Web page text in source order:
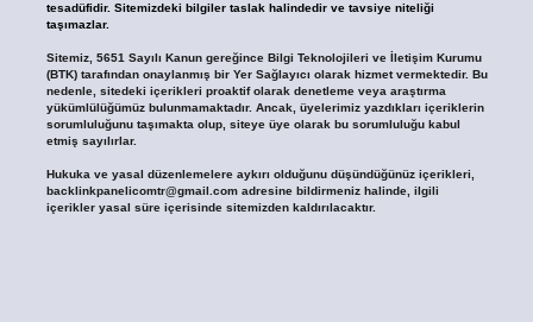
tesadüfidir. Sitemizdeki bilgiler taslak halindedir ve tavsiye niteliği
taşımazlar.
Sitemiz, 5651 Sayılı Kanun gereğince Bilgi Teknolojileri ve İletişim Kurumu
(BTK) tarafından onaylanmış bir Yer Sağlayıcı olarak hizmet vermektedir. Bu
nedenle, sitedeki içerikleri proaktif olarak denetleme veya araştırma
yükümlülüğümüz bulunmamaktadır. Ancak, üyelerimiz yazdıkları içeriklerin
sorumluluğunu taşımakta olup, siteye üye olarak bu sorumluluğu kabul
etmiş sayılırlar.
Hukuka ve yasal düzenlemelere aykırı olduğunu düşündüğünüz içerikleri,
backlinkpanelicomtr@gmail.comadresine bildirmeniz halinde, ilgili
içerikler yasal süre içerisinde sitemizden kaldırılacaktır.